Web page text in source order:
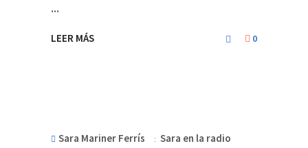
LEER MÁS 0
Sara Mariner Ferrís Sara en la radio